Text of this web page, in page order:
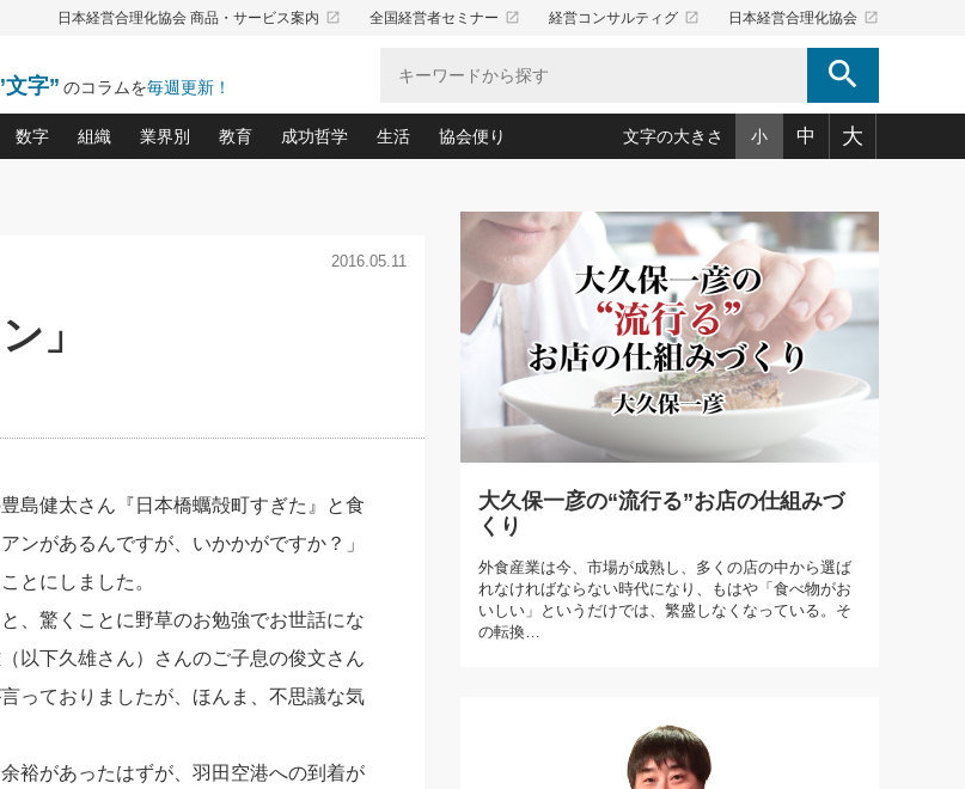
日本経営合理化協会 商品・サービス案内 launch 全国経営者セミナー launch 経営コンサルティグ launch 日本経営合理化協会 launch
文字” のコラムを毎週更新！ search
2026.08.5
第86回 「言葉狩り」
もっとみる
、知っておきたい、やってお
(95)
チの『経営戦略の新常識』(12)
いと思われる「一流の仕事術」(28)
組織を動かす(200)
ン実現道場(10)
今月のヒット商品」(109)
数字
強い決算書の会社はココが違う！(36)
賢い社長の「経理財務の見どころ・勘どころ・ツッコミどこ
ろ」(149)
銀行交渉はこうしなさい！(12)
組織
顧客・社員・社会から支持される「ウェルビーイング経営入
業界別
大久保一彦の“流行る”お店の仕組みづくり(210)
教育
あなただからお願いしたいと思われる 気配りの達人(127)
クレーム対応 実践マニュアル(92)
デキル社員に育てる！ 社員教育の決め手(203)
東川鷹年の「中小企業の人育て」(38)
欧米資産家に学ぶ二世教育(100)
社長のための“全員営業”(30)
成功哲学
中国哲学に学ぶ 不況は会社守成の好機(38)
令和時代の「社長の人間力の磨き方」(86)
先人の名句名言の教え 東洋思想に学ぶ経営学(132)
渡部昇一の「日本の指導者たち」(32)
経営に活かす“十八史略”(30)
生活
おのころ心平の ──社長のための「か・ら・だマネジメント」
(50)
デジタルＡＶを味方に！新・仕事術(180)
リーダー脳の鍛え方(32)
ワインを楽しむ基礎レッスン(12)
必読！社長が読むべき今月の4冊(88)
眼と耳で楽しむ読書術(162)
社長の「氣」(30)
米国スポーツ・ビジネスに学ぶ心理学(98)
高橋一喜の『これぞ！"本物の温泉"』(157)
協会便り
「愛読者通信」著者インタビュー(44)
ビジネス見聞録 経営ニュース(100)
作間信司の経営無形庵(けいえいむぎょうあん)(166)
経営セミナー情報局(1)
繁栄への着眼点 牟田太陽(76)
講話を聞いて学ぼう 実学・耳学・磨く「ミミガク」のすすめ
文字の大きさ 小 中 大
2016.05.11
」
島健太さん『日本橋蠣殻町すぎた』と食
ンがあるんですが、いかかがですか？」
とにしました。
、驚くことに野草のお勉強でお世話にな
以下久雄さん）さんのご子息の俊文さん
っておりましたが、ほんま、不思議な気
裕があったはずが、羽田空港への到着が
大久保一彦の“流行る”お店の仕組みづ
くり
外食産業は今、市場が成熟し、多くの店の中から選ば
れなければならない時代になり、もはや「食べ物がお
いしい」というだけでは、繁盛しなくなっている。そ
の転換…